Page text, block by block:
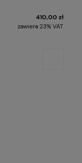
410,00 zł
zawiera 23% VAT